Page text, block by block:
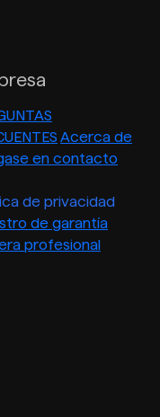
Acerca de
en contacto
de privacidad
de garantía
profesional